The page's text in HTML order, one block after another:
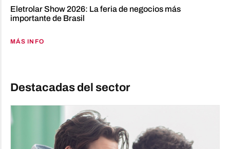
Eletrolar Show 2026: La feria de negocios más
importante de Brasil
MÁS INFO
Destacadas del sector